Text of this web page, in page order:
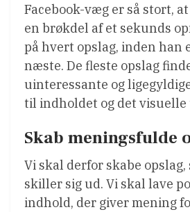
Facebook-væg er så stort,
en brøkdel af et sekunds
på hvert opslag, inden han
næste. De fleste opslag
uinteressante og
til indholdet og det
Skab meningsfulde
Vi skal derfor skabe
skiller sig ud. Vi skal lave
indhold, der giver mening